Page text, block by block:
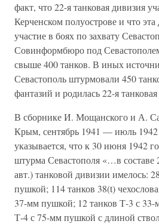
факт, что 22-я танковая дивизия
Керченском полуострове и что
участие в боях по захвату
Совинформбюро под
свыше 400 танков. В иных
Севастополь штурмовали 450
фантазий и родилась 22-я
В сборнике И. Мощанского и А.
Крым, сентябрь 1941 — июль 1942
указывается, что к 30 июня 1942
штурма Севастополя «…в
авт.) танковой дивизии имелось:
пушкой; 114 танков 38(t)
37-мм пушкой; 12 танков Т-3 с
Т-4 с 75-мм пушкой с длиной